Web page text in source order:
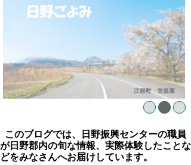
このブログでは、日野振興センターの職員
が日野郡内の旬な情報、実際体験したことな
どをみなさんへお届けしています。